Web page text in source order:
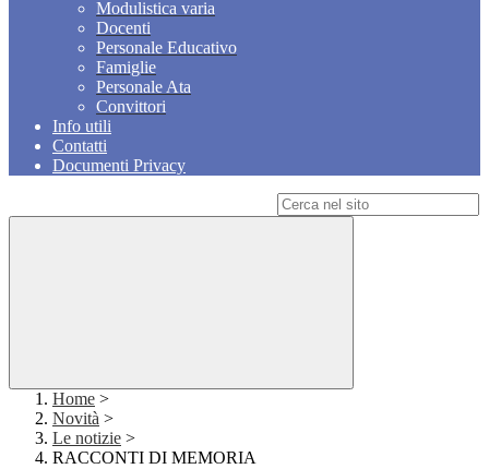
Modulistica varia
Docenti
Personale Educativo
Famiglie
Personale Ata
Convittori
Info utili
Contatti
Documenti Privacy
Home >
Novità >
Le notizie >
RACCONTI DI MEMORIA